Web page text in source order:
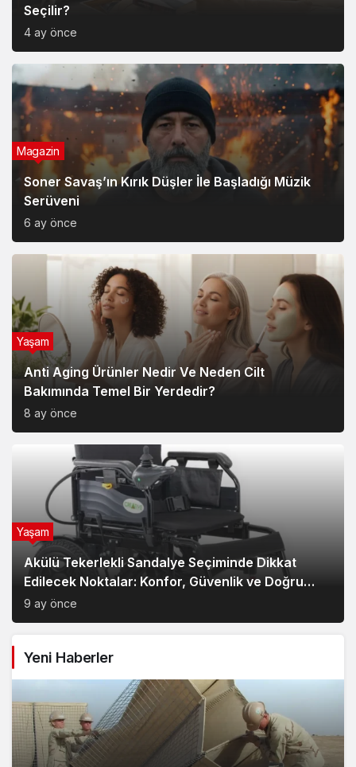
Seçilir?
4 ay önce
Soner Savaş’ın Kırık Düşler İle Başladığı Müzik
Serüveni
6 ay önce
Magazin
Anti Aging Ürünler Nedir Ve Neden Cilt
Bakımında Temel Bir Yerdedir?
8 ay önce
Yaşam
Akülü Tekerlekli Sandalye Seçiminde Dikkat
Edilecek Noktalar: Konfor, Güvenlik ve Doğru
Model Tercihi
9 ay önce
Yaşam
Yeni Haberler